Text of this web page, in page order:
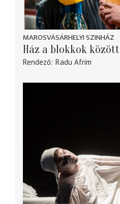
MAROSVÁSÁRHELYI SZINHÁZ
Ház a blokkok között
Rendező Radu Afrim